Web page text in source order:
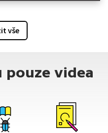
vše
pouze videa